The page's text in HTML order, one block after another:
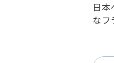
日
なフ